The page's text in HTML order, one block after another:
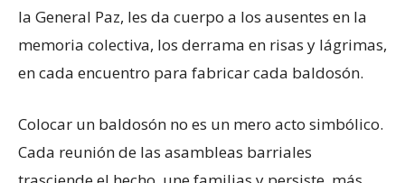
la General Paz, les da cuerpo a los ausentes en la
memoria colectiva, los derrama en risas y lágrimas,
en cada encuentro para fabricar cada baldosón.
Colocar un baldosón no es un mero acto simbólico.
Cada reunión de las asambleas barriales